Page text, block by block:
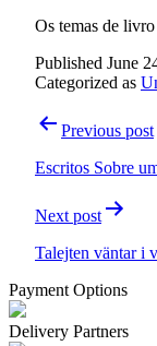
Os temas de
Published June
Categorized as
PostPrevious post
Escritos Sobre
Next post
Talejten väntar i
Payment Options
Delivery Partners